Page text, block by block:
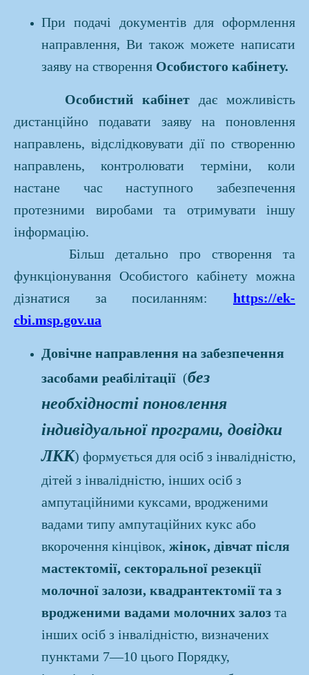
При подачі документів для оформлення
направлення, Ви також можете написати
заяву на створення Особистого кабінету.
Особистий кабінет дає можливість
дистанційно подавати заяву на поновлення
направлень, відслідковувати дії по створенню
направлень, контролювати терміни, коли
настане час наступного забезпечення
протезними виробами та отримувати іншу
інформацію.
Більш детально про створення та
функціонування Особистого кабінету можна
дізнатися за посиланням:
https://ek-
cbi.msp.gov.ua
Довічне направлення на забезпечення
засобами реабілітації (без
необхідності поновлення
індивідуальної програми, довідки
ЛКК) формується для осіб з інвалідністю,
дітей з інвалідністю, інших осіб з
ампутаційними куксами, вродженими
вадами типу ампутаційних кукс або
вкорочення кінцівок, жінок, дівчат після
мастектомії, секторальної резекції
молочної залози, квадрантектомії та з
вродженими вадами молочних залоз та
інших осіб з інвалідністю, визначених
пунктами 7—10 цього Порядку,